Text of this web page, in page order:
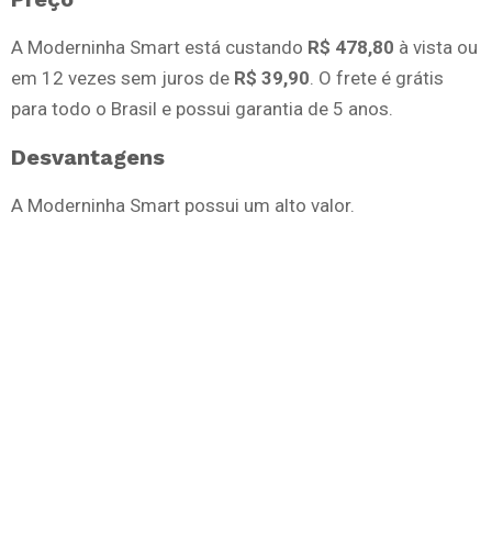
A Moderninha Smart está custando R$ 478,80 à vista ou
em 12 vezes sem juros de R$ 39,90. O frete é grátis
para todo o Brasil e possui garantia de 5 anos.
Desvantagens
A Moderninha Smart possui um alto valor.